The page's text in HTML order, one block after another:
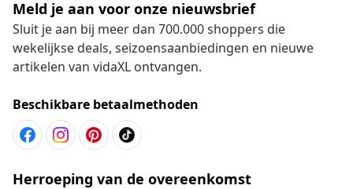
Meld je aan voor onze nieuwsbrief
Sluit je aan bij meer dan 700.000 shoppers die
wekelijkse deals, seizoensaanbiedingen en nieuwe
artikelen van vidaXL ontvangen.
Beschikbare betaalmethoden
Herroeping van de overeenkomst